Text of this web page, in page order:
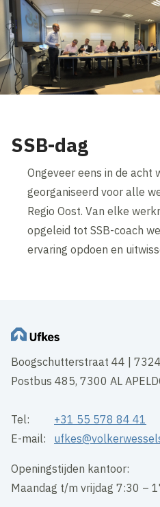
SSB-dag
Ongeveer eens in de acht
georganiseerd voor alle
Regio Oost. Van elke
opgeleid tot SSB-coach
ervaring opdoen en
Boogschutterstraat 44 | 7324
Postbus 485, 7300 AL
Tel: +31 55 578 84 41
E-mail:
Openingstijden kantoor:
Maandag t/m vrijdag 7:30 –